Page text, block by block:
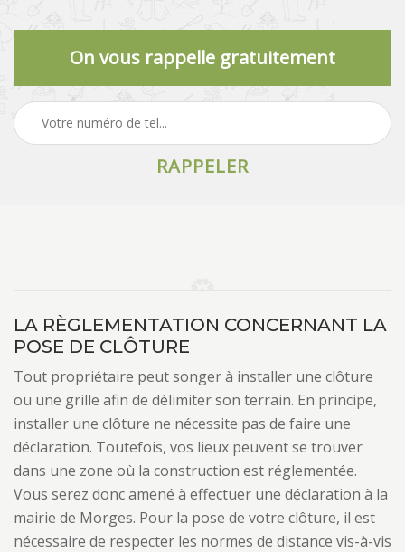
On vous rappelle gratuitement
LA RÈGLEMENTATION CONCERNANT LA
POSE DE CLÔTURE
Tout propriétaire peut songer à installer une clôture
ou une grille afin de délimiter son terrain. En principe,
installer une clôture ne nécessite pas de faire une
déclaration. Toutefois, vos lieux peuvent se trouver
dans une zone où la construction est réglementée.
Vous serez donc amené à effectuer une déclaration à la
mairie de Morges. Pour la pose de votre clôture, il est
nécessaire de respecter les normes de distance vis-à-vis